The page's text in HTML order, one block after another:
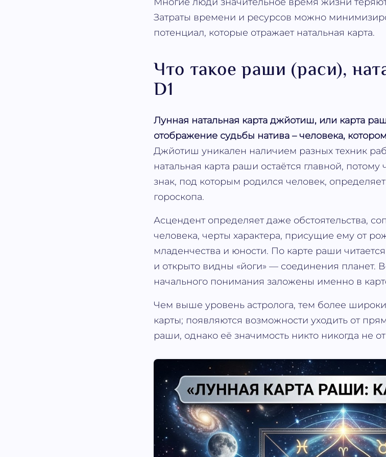
Затраты времени и ресурсов можно
потенциал, которые отражает натальная карта.
Что такое раши (раси),
D1
Лунная натальная карта джйотиш, или карта
отображение судьбы натива – человека,
Джйотиш уникален наличием разных техник
натальная карта раши остаётся главной,
знак, под которым родился человек,
гороскопа.
Асцендент определяет даже обстоятельства,
человека, черты характера, присущие ему от
младенчества и юности. По карте раши
и открыто видны «йоги» — соединения планет.
начального понимания заложены именно в
Чем выше уровень астролога, тем более
карты; появляются возможности уходить от
раши, однако её значимость никто никогда не